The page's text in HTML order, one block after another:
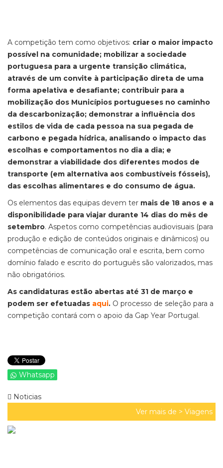
A competição tem como objetivos: criar o maior impacto
possível na comunidade; mobilizar a sociedade
portuguesa para a urgente transição climática,
através de um convite à participação direta de uma
forma apelativa e desafiante; contribuir para a
mobilização dos Municípios portugueses no caminho
da descarbonização; demonstrar a influência dos
estilos de vida de cada pessoa na sua pegada de
carbono e pegada hídrica, analisando o impacto das
escolhas e comportamentos no dia a dia; e
demonstrar a viabilidade dos diferentes modos de
transporte (em alternativa aos combustíveis fósseis),
das escolhas alimentares e do consumo de água.
Os elementos das equipas devem ter mais de 18 anos e a
disponibilidade para viajar durante 14 dias do mês de
setembro. Aspetos como competências audiovisuais (para
produção e edição de conteúdos originais e dinâmicos) ou
competências de comunicação oral e escrita, bem como
domínio falado e escrito do português são valorizados, mas
não obrigatórios.
As candidaturas estão abertas até 31 de março e
podem ser efetuadas aqui. O processo de seleção para a
competição contará com o apoio da Gap Year Portugal.
Whatsapp
Noticias
Ver mais de > Viagens